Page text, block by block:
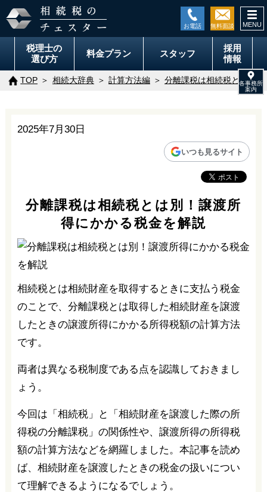
税理士の
選び方
料金プラン スタッフ
採用
情報
TOP 相続大辞典 計算方法編 分離課税は相続税とは別
2025年7月30日
いつも見るサイト
分離課税は相続税とは別！譲渡所
得にかかる税金を解説
相続税とは相続財産を取得するときに支払う税金
のことで、分離課税とは取得した相続財産を譲渡
したときの譲渡所得にかかる所得税額の計算方法
です。
両者は異なる税制度である点を認識しておきまし
ょう。
今回は「相続税」と「相続財産を譲渡した際の所
得税の分離課税」の関係性や、譲渡所得の所得税
額の計算方法などを網羅しました。本記事を読め
ば、相続財産を譲渡したときの税金の扱いについ
て理解できるようになるでしょう。